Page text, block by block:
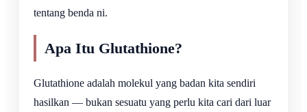
tentang benda ni.
Apa Itu Glutathione?
Glutathione adalah molekul yang badan kita sendiri
hasilkan — bukan sesuatu yang perlu kita cari dari luar